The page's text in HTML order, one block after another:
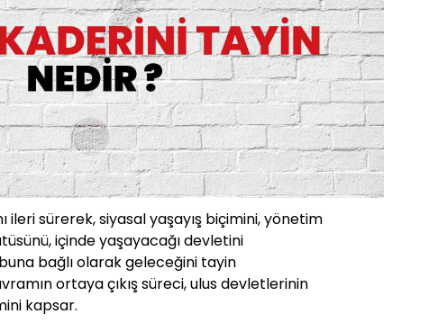
ileri sürerek, siyasal yaşayış biçimini, yönetim
içinde yaşayacağı devletini
bağlı olarak geleceğini tayin
ortaya çıkış süreci, ulus devletlerinin
kapsar.